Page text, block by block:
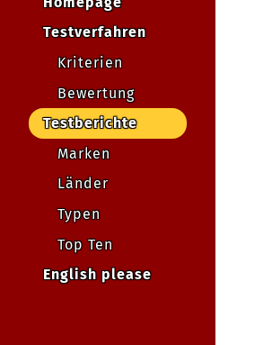
Testverfahren
Kriterien
Bewertung
Testberichte
Marken
Länder
Typen
Top Ten
English please